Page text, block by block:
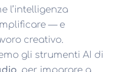
l’intelligenza
— e
creativo.
gli strumenti AI di
, per imparare a